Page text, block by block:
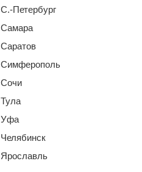
С.-Петербург
Самара
Саратов
Симферополь
Сочи
Тула
Уфа
Челябинск
Ярославль